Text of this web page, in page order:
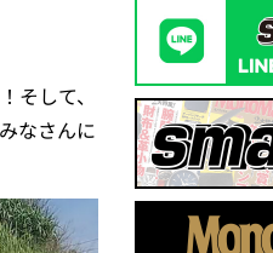
そして、
なさんに